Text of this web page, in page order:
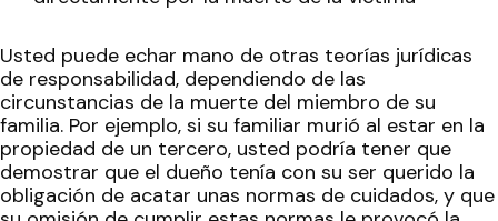
Usted puede echar mano de otras teorías jurídicas
de responsabilidad, dependiendo de las
circunstancias de la muerte del miembro de su
familia. Por ejemplo, si su familiar murió al estar en la
propiedad de un tercero, usted podría tener que
demostrar que el dueño tenía con su ser querido la
obligación de acatar unas normas de cuidados, y que